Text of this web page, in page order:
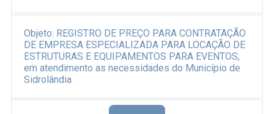
Objeto: REGISTRO DE PREÇO PARA CONTRATAÇÃO
DE EMPRESA ESPECIALIZADA PARA LOCAÇÃO DE
ESTRUTURAS E EQUIPAMENTOS PARA EVENTOS,
em atendimento as necessidades do Município de
Sidrolândia